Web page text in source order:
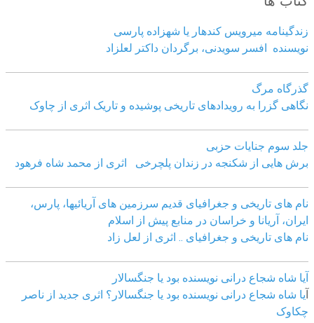
زندگینامه میرویس کندهار یا شهزاده پارسی
نویسنده افسر سویدنی، برگردان داکتر لعلزاد
گذرگاه مرگ
نگاهی گزرا به رویدادهای تاریخی پوشیده و تاریک اثری از چاوک
جلد سوم جنایات حزبی
برش هایی از شکنجه در زندان پلچرخی اثری از محمد شاه فرهود
نام های تاریخی و جغرافیای قدیم سرزمین های آریائیها، پارس،
ایران، آریانا و خراسان در منابع پیش از اسلام
نام های تاریخی و جغرافیای .. اثری از لعل زاد
آیا شاه شجاع درانی نویسنده بود یا جنگسالار
آیا شاه شجاع درانی نویسنده بود یا جنگسالار؟ اثری جدید از ناصر
چکاوک